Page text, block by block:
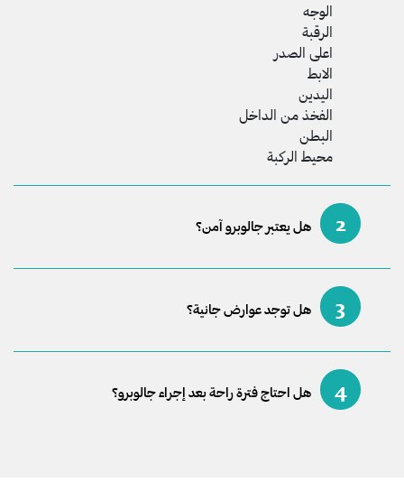
الوجه
الرقبة
اعلى الصدر
الابط
اليدين
الفخذ من الداخل
البطن
محيط الركبة
2 هل يعتبر جالوبرو آمن؟
3 هل توجد عوارض جانية؟
4 هل احتاج فترة راحة بعد إجراء جالوبرو؟